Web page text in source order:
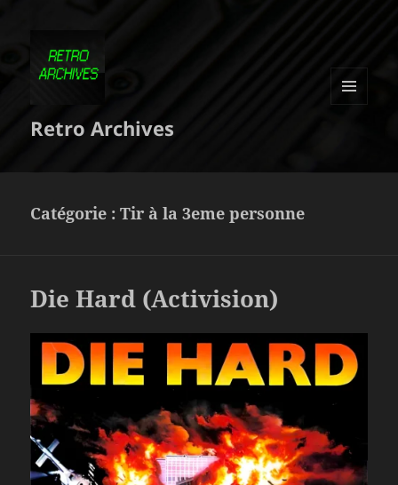
Retro Archives
Catégorie :Tir à la 3eme personne
Die Hard (Activision)